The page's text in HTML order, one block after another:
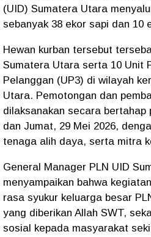
(UID) Sumatera Utara
sebanyak 38 ekor sapi dan 10
Hewan kurban tersebut
Sumatera Utara serta 10 Unit
Pelanggan (UP3) di wilayah
Utara. Pemotongan dan
dilaksanakan secara bertahap
dan Jumat, 29 Mei 2026,
tenaga alih daya, serta mitra
General Manager PLN UID
menyampaikan bahwa
rasa syukur keluarga besar
yang diberikan Allah SWT,
sosial kepada masyarakat